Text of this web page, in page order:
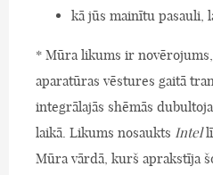
kā jūs mainītu pasauli,
* Mūra likums ir novērojums,
aparatūras vēstures gaitā
integrālajās shēmās
laikā. Likums nosaukts Intel
Mūra vārdā, kurš aprakstīja